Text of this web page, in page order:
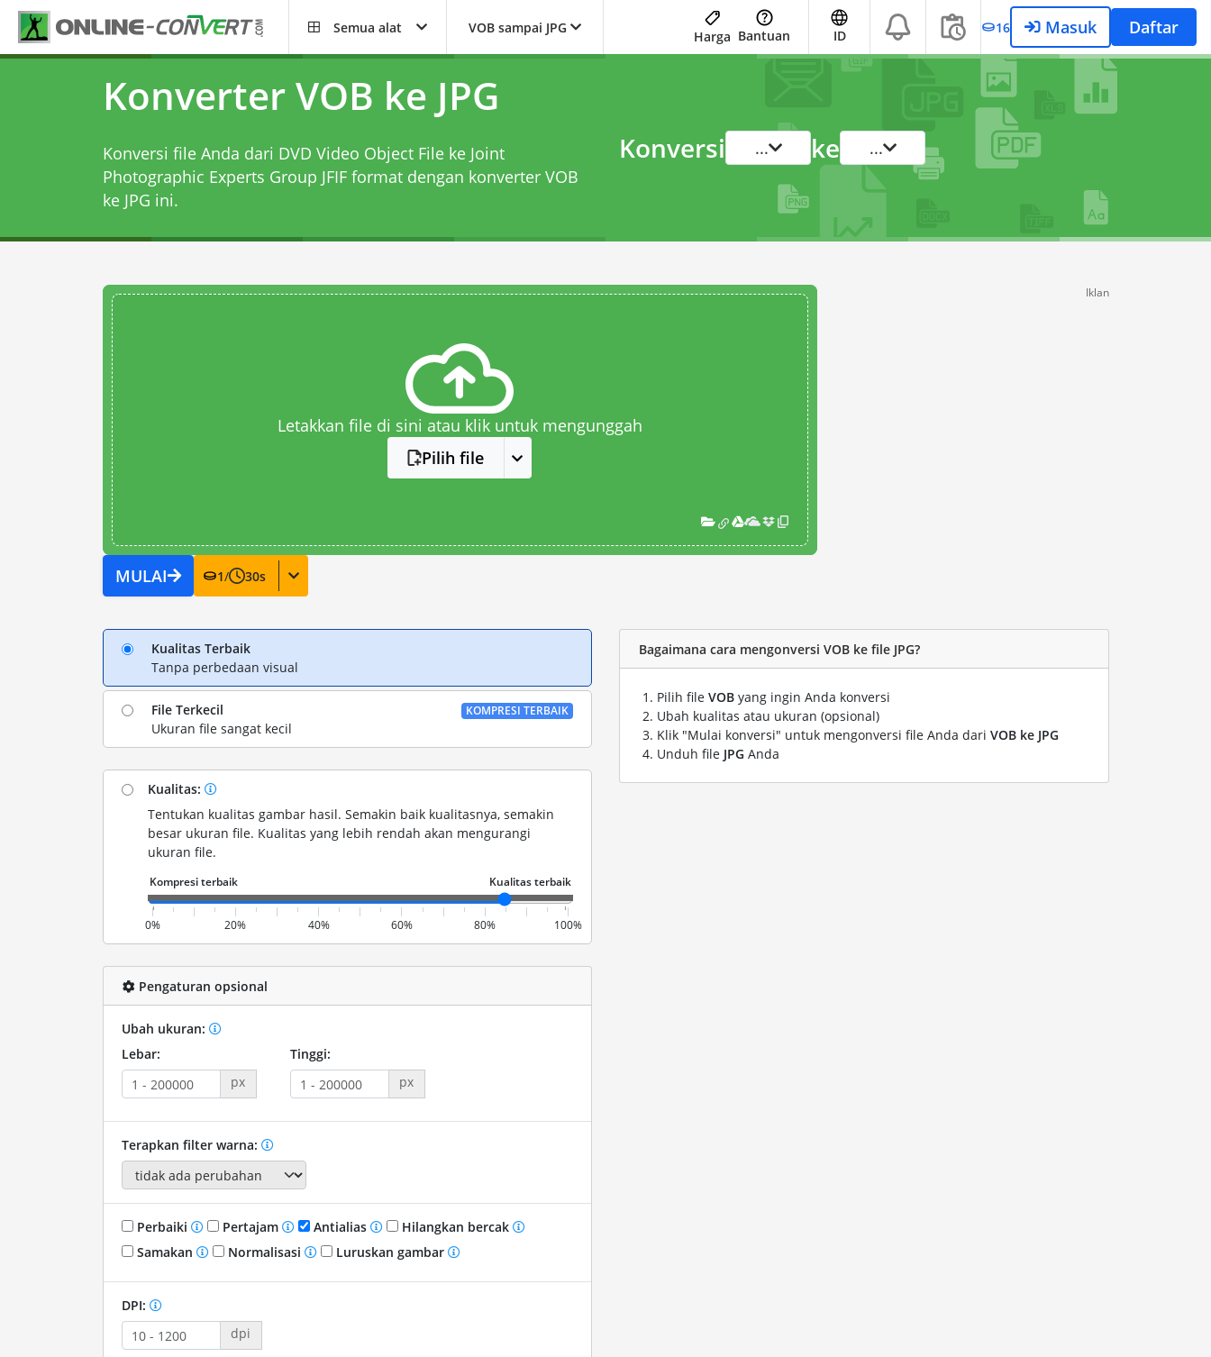
Semua alat VOB sampai JPG
Harga Bantuan ID 16 Masuk Daftar
Konverter VOB ke JPG
Konversi file Anda dari DVD Video Object File ke Joint
Photographic Experts Group JFIF format dengan konverter VOB
ke JPG ini.
Konversi ... ke ...
Letakkan file di sini atau klik untuk mengunggah
Pilih file
MULAI 1/ 30s
Iklan
Kualitas Terbaik
Tanpa perbedaan visual
File Terkecil
Ukuran file sangat kecil
KOMPRESI TERBAIK
Kualitas:
Tentukan kualitas gambar hasil. Semakin baik kualitasnya, semakin
besar ukuran file. Kualitas yang lebih rendah akan mengurangi
ukuran file.
0% 20% 40% 60% 80% 100%
Pengaturan opsional
Ubah ukuran:
Lebar:
px
Tinggi:
px
Terapkan filter warna:
Perbaiki Pertajam Antialias
Hilangkan bercak
Samakan
Normalisasi Luruskan gambar
DPI:
dpi
Bagaimana cara mengonversi VOB ke file JPG?
Pilih file VOB yang ingin Anda konversi
Ubah kualitas atau ukuran (opsional)
Klik "Mulai konversi" untuk mengonversi file Anda dari VOB ke JPG
Unduh file JPG Anda